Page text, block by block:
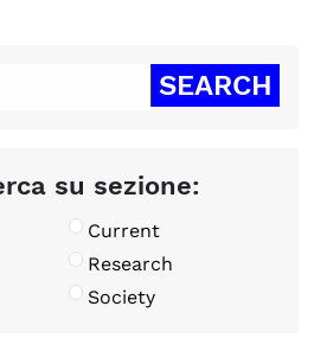
su sezione:
Current
Research
Society